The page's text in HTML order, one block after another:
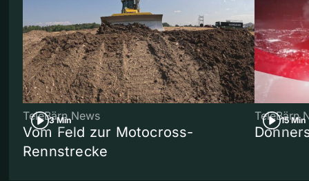
3 Min
TeleBärn News
Vom Feld zur Motocross-
Rennstrecke
15 Min
TeleBärn